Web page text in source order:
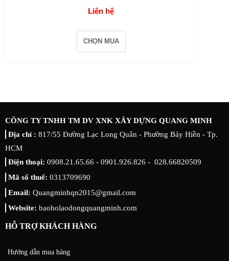
Liên hệ
CHỌN MUA
CÔNG TY TNHH TM DV XNK XÂY DỰNG QUANG MINH
Địa chỉ : 817/55 Đường Lạc Long Quân - Phường Bảy Hiền - Tp.
HCM
Điện thoại: 0908.21.65.66 - 0901.926.826 - 028.66820509
Mã số thuế: 0313709690
Email: Quangminhqn2015@gmail.com
Website: baoholaodongquangminh.com
HỖ TRỢ KHÁCH HÀNG
Hướng dẫn mua hàng